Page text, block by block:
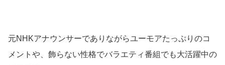
元NHKアナウンサーでありながらユーモアたっぷりのコ
メントや、飾らない性格でバラエティ番組でも大活躍中の